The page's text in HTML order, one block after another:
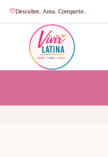
Descubre. Ama. Comparte.
contenido